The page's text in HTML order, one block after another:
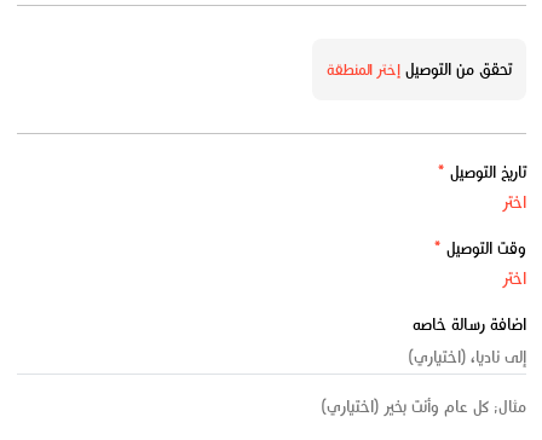
تحقق من التوصيلإختر المنطقة
تاريخ التوصيل *
وقت التوصيل *
اضافة رسالة خاصه